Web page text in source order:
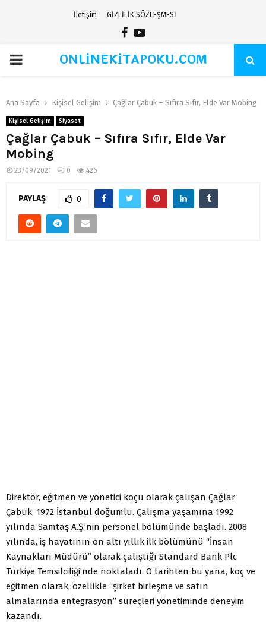
İletişim GİZLİLİK SÖZLEŞMESİ
Facebook
Youtube
PRIMARYONLİNEKİTAPOKU.COM
Ana Sayfa Kişisel Gelişim Çağlar Çabuk – Sıfıra Sıfır, Elde Var Mobing
Kişisel Gelişim Siyaset
Çağlar Çabuk – Sıfıra Sıfır, Elde Var
Mobing
23/09/2021 0 426
PAYLAŞ 0
Direktör, eğitmen ve yönetici koçu olarak çalışan Çağlar
Çabuk, 1972 İstanbul doğumlu. Çalışma yaşamına 1992
yılında Samtaş A.Ş.’nin personel bölümünde başladı. 2008
yılında, iş hayatının on altı yıllık ilk bölümünü “İnsan
Kaynakları Müdürü” olarak çalıştığı Standard Bank Plc
Türkiye Temsilciliği’nde noktaladı. O tarihten bu yana, koç ve
eğitmen olarak, özellikle “şirket birleşme ve satın
almalarında entegrasyon” süreçleri yönetiminde deneyim
kazandı.